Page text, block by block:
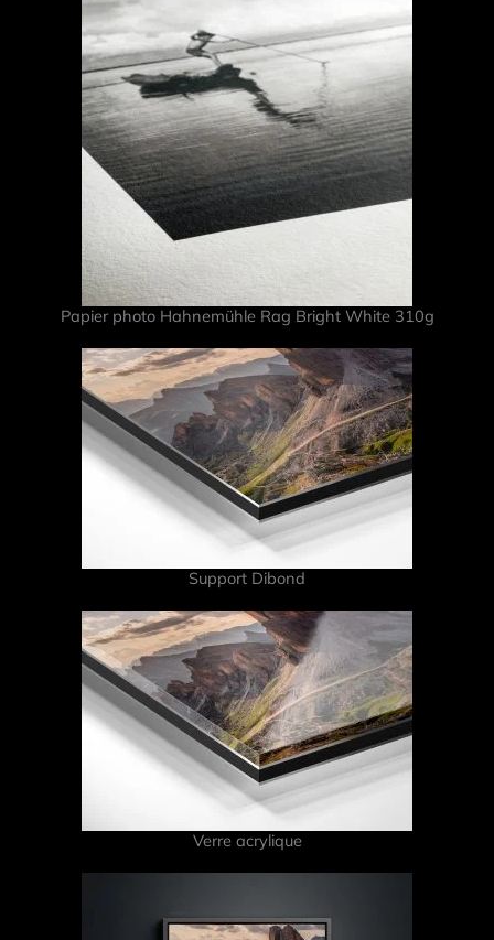
Papier photo Hahnemühle Rag Bright White 310g
Support Dibond
Verre acrylique